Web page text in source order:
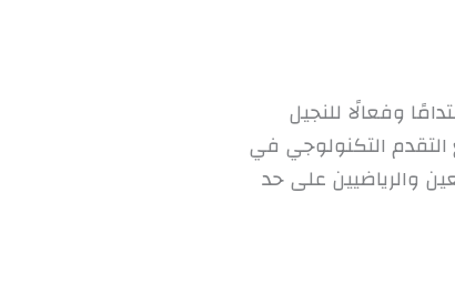
وفعالًا للنجيل
التقدم التكنولوجي في
والرياضيين على حد